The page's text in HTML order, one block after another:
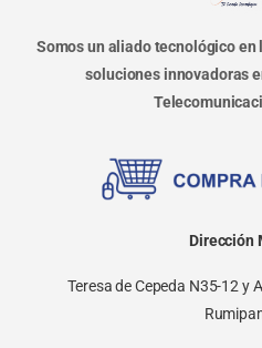
Somos un aliado tecnológico
soluciones innovadoras
Dirección
Teresa de Cepeda N35-12 y